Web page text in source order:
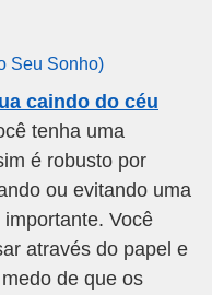
Seu Sonho)
caindo do céu
tenha uma
é robusto por
ou evitando uma
Você
através do papel e
de que os